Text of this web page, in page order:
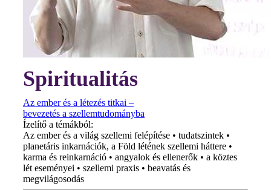
Spiritualitás
Az ember és a létezés titkai –
bevezetés a szellemtudományba
Ízelítő a témákból:
Az ember és a világ szellemi felépítése • tudatszintek •
planetáris inkarnációk, a Föld létének szellemi háttere •
karma és reinkarnáció • angyalok és ellenerők • a köztes
lét eseményei • szellemi praxis • beavatás és
megvilágosodás